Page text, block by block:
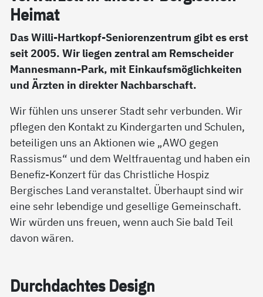
Hei­mat
Das Willi-Hartkopf-Seniorenzentrum gibt es erst
seit 2005. Wir liegen zentral am Remscheider
Mannesmann-Park, mit Einkaufsmöglichkeiten
und Ärzten in direkter Nachbarschaft.
Wir fühlen uns unserer Stadt sehr verbunden. Wir
pflegen den Kontakt zu Kindergarten und Schulen,
beteiligen uns an Aktionen wie „AWO gegen
Rassismus“ und dem Weltfrauentag und haben ein
Benefiz-Konzert für das Christliche Hospiz
Bergisches Land veranstaltet. Überhaupt sind wir
eine sehr lebendige und gesellige Gemeinschaft.
Wir würden uns freuen, wenn auch Sie bald Teil
davon wären.
Durch­dach­tes De­sign